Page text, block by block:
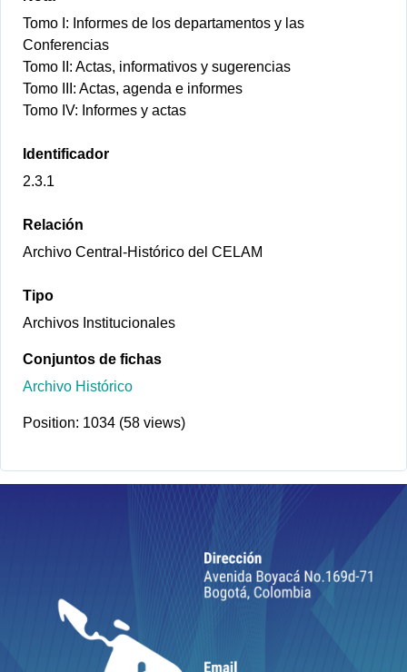
Tomo I: Informes de los departamentos y las
Conferencias
Tomo II: Actas, informativos y sugerencias
Tomo III: Actas, agenda e informes
Tomo IV: Informes y actas
Identificador
2.3.1
Relación
Archivo Central-Histórico del CELAM
Tipo
Archivos Institucionales
Conjuntos de fichas
Archivo Histórico
Position: 1034 (58 views)